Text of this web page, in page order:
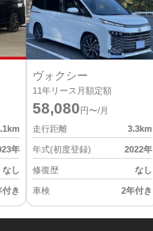
km
年
なし
付き
ヴォクシー
11年リース月額定額
58,080円〜/月
走行距離
3.3km
年式(初度登録) 2022年
修復歴 なし
車検 2年付き